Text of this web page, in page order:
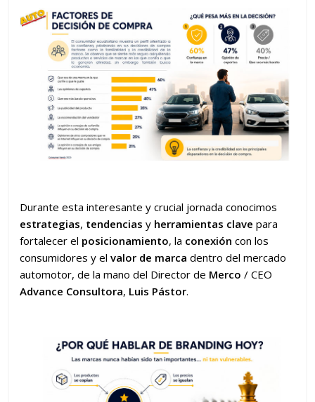
Durante esta interesante y crucial jornada conocimos
estrategias, tendencias y herramientas clave para
fortalecer el posicionamiento, la conexión con los
consumidores y elvalor de marca dentro del mercado
automotor, de la mano del Director de Merco / CEO
Advance Consultora, Luis Pástor.